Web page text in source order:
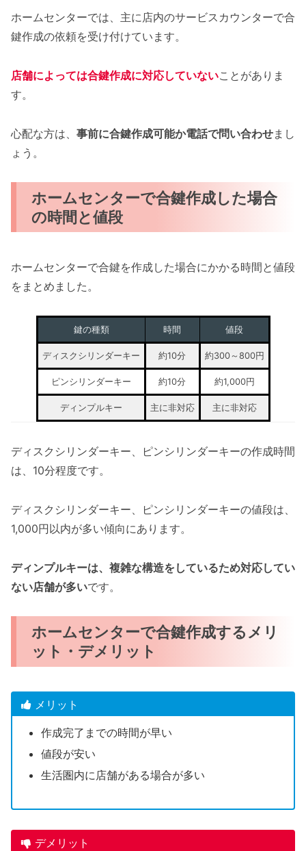
ホームセンターでは、主に店内のサービスカウンターで合
鍵作成の依頼を受け付けています。
店舗によっては合鍵作成に対応していないことがありま
す。
心配な方は、 事前に合鍵作成可能か電話で問い合わせまし
ょう。
ホームセンターで合鍵作成した場合
の時間と値段
ホームセンターで合鍵を作成した場合にかかる時間と値段
をまとめました。
鍵の種類 時間 値段
ディスクシリンダーキー 約10分 約300～800円
ピンシリンダーキー 約10分 約1,000円
ディンプルキー 主に非対応 主に非対応
ディスクシリンダーキー、ピンシリンダーキーの作成時間
は、10分程度です。
ディスクシリンダーキー、ピンシリンダーキーの値段は、
1,000円以内が多い傾向にあります。
ディンプルキーは、複雑な構造をしているため対応してい
ない店舗が多いです。
ホームセンターで合鍵作成するメリ
ット・デメリット
メリット
作成完了までの時間が早い
値段が安い
生活圏内に店舗がある場合が多い
デメリット